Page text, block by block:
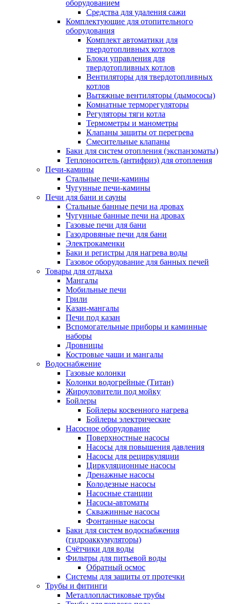
оборудованием
Средства для удаления сажи
Комплектующие для отопительного
оборудования
Комплект автоматики для
твердотопливных котлов
Блоки управления для
твердотопливных котлов
Вентиляторы для твердотопливных
котлов
Вытяжные вентиляторы (дымососы)
Комнатные терморегуляторы
Регуляторы тяги котла
Термометры и манометры
Клапаны защиты от перегрева
Смесительные клапаны
Баки для систем отопления (экспанзоматы)
Теплоноситель (антифриз) для отопления
Печи-камины
Стальные печи-камины
Чугунные печи-камины
Печи для бани и сауны
Стальные банные печи на дровах
Чугунные банные печи на дровах
Газовые печи для бани
Газодровяные печи для бани
Электрокаменки
Баки и регистры для нагрева воды
Газовое оборудование для банных печей
Товары для отдыха
Мангалы
Мобильные печи
Грили
Казан-мангалы
Печи под казан
Вспомогательные приборы и каминные
наборы
Дровницы
Костровые чаши и мангалы
Водоснабжение
Газовые колонки
Колонки водогрейные (Титан)
Жироуловители под мойку
Бойлеры
Бойлеры косвенного нагрева
Бойлеры электрические
Насосное оборудование
Поверхностные насосы
Насосы для повышения давления
Насосы для рециркуляции
Циркуляционные насосы
Дренажные насосы
Колодезные насосы
Насосные станции
Насосы-автоматы
Скважинные насосы
Фонтанные насосы
Баки для систем водоснабжения
(гидроаккумуляторы)
Счётчики для воды
Фильтры для питьевой воды
Обратный осмос
Системы для защиты от протечки
Трубы и фитинги
Металлопластиковые трубы